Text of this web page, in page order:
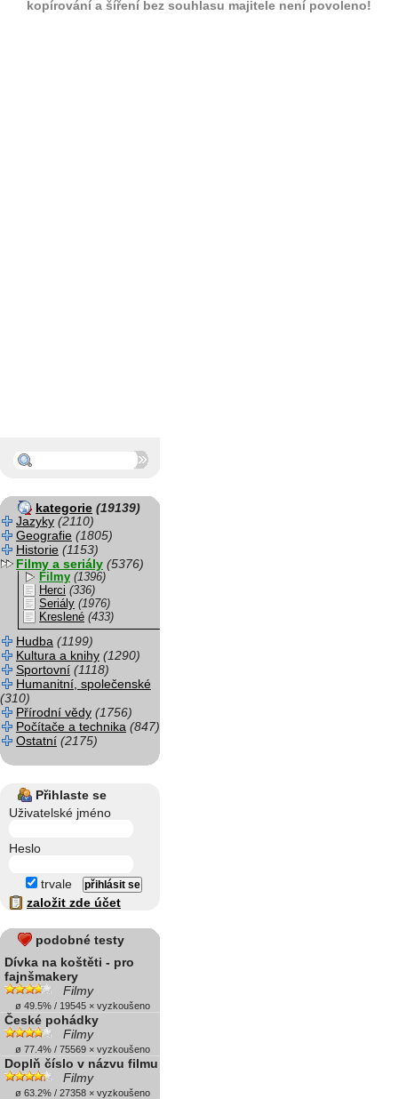
kopírování a šíření bez souhlasu majitele není povoleno!
kategorie (19139)
Jazyky (2110)
Geografie (1805)
Historie (1153)
Filmy a seriály (5376)
Filmy (1396)
Herci (336)
Seriály (1976)
Kreslené (433)
Hudba (1199)
Kultura a knihy (1290)
Sportovní (1118)
Humanitní, společenské
(310)
Přírodní vědy (1756)
Počítače a technika (847)
Ostatní (2175)
Přihlaste se
Uživatelské jméno
Heslo
trvale
založit zde účet
podobné testy
Dívka na koštěti - pro
fajnšmakery
Filmy
ø 49.5% / 19545 × vyzkoušeno
České pohádky
Filmy
ø 77.4% / 75569 × vyzkoušeno
Doplň číslo v názvu filmu
Filmy
ø 63.2% / 27358 × vyzkoušeno